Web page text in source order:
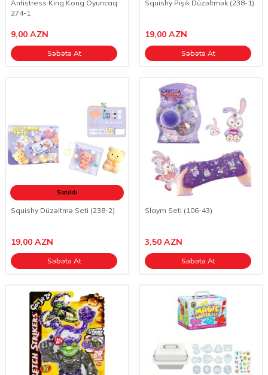
Antistress King Kong Oyuncaq
274-1
9,00 AZN
Səbətə At
Squishy Pişik Düzəltmək (238-1)
19,00 AZN
Səbətə At
Satıldı
Squishy Düzəltmə Seti (238-2)
19,00 AZN
Səbətə At
Slaym Seti (106-43)
3,50 AZN
Səbətə At